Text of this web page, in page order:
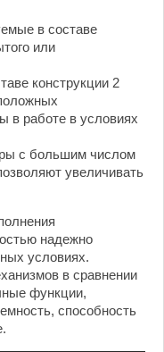
в составе
или
конструкции 2
в работе в условиях
с большим числом
увеличивать
надежно
условиях.
в сравнении
функции,
способность